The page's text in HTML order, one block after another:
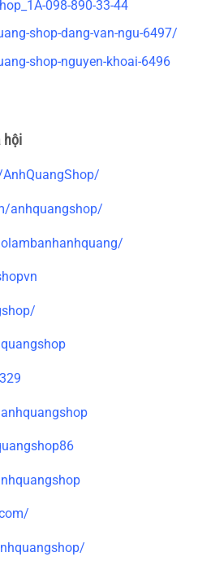
098-890-33-44
shop-dang-van-ngu-6497/
shop-nguyen-khoai-6496
hội
anhquangshop/